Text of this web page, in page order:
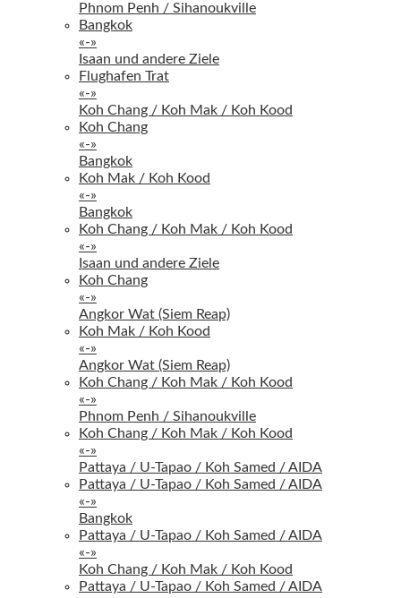
Phnom Penh / Sihanoukville
Bangkok
«-»
Isaan und andere Ziele
Flughafen Trat
«-»
Koh Chang / Koh Mak / Koh Kood
Koh Chang
«-»
Bangkok
Koh Mak / Koh Kood
«-»
Bangkok
Koh Chang / Koh Mak / Koh Kood
«-»
Isaan und andere Ziele
Koh Chang
«-»
Angkor Wat (Siem Reap)
Koh Mak / Koh Kood
«-»
Angkor Wat (Siem Reap)
Koh Chang / Koh Mak / Koh Kood
«-»
Phnom Penh / Sihanoukville
Koh Chang / Koh Mak / Koh Kood
«-»
Pattaya / U-Tapao / Koh Samed / AIDA
Pattaya / U-Tapao / Koh Samed / AIDA
«-»
Bangkok
Pattaya / U-Tapao / Koh Samed / AIDA
«-»
Koh Chang / Koh Mak / Koh Kood
Pattaya / U-Tapao / Koh Samed / AIDA